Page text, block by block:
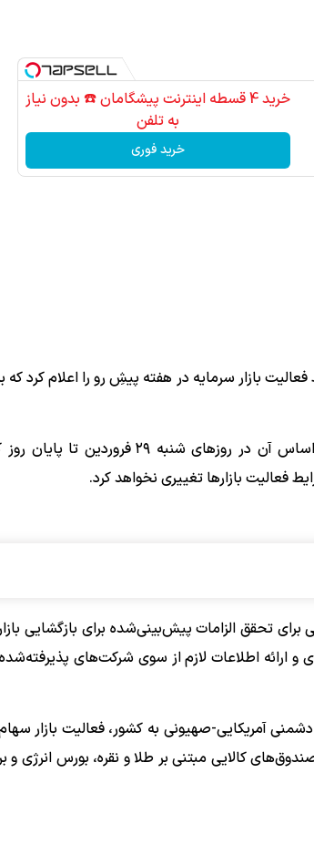
خرید 4 قسطه اینترنت پیشگامان ☎️ بدون نیاز
به تلفن
خرید فوری
فعالیت بازار سرمایه در هفته پیشِ رو را اعلام کرد
این تصمیم بر مبنای مصوبه شورای‌عالی بورس اخذ شده و بر اساس
تحقق الزامات پیش‌بینی‌شده برای بازگشایی
اطلاعات لازم از سوی شرکت‌های
تجاوز دشمنی آمریکایی-صهیونی به کشور، فعالیت
کالایی مبتنی بر طلا و نقره، بورس انرژی و